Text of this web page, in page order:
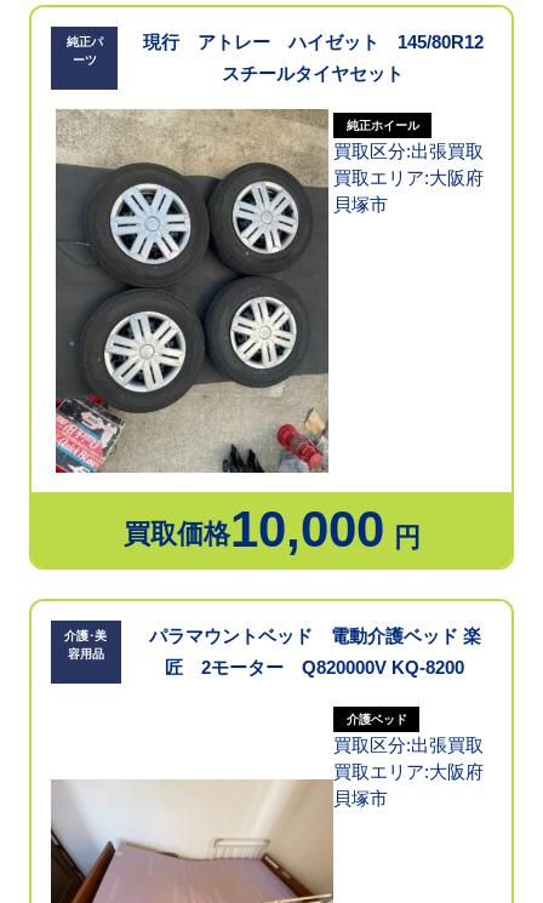
純正パ
ーツ
現行 アトレー ハイゼット 145/80R12
スチールタイヤセット
純正ホイール
買取区分:出張買取
買取エリア:大阪府
貝塚市
買取価格10,000 円
介護･美
容用品
パラマウントベッド 電動介護ベッド 楽
匠 2モーター Q820000V KQ-8200
介護ベッド
買取区分:出張買取
買取エリア:大阪府
貝塚市